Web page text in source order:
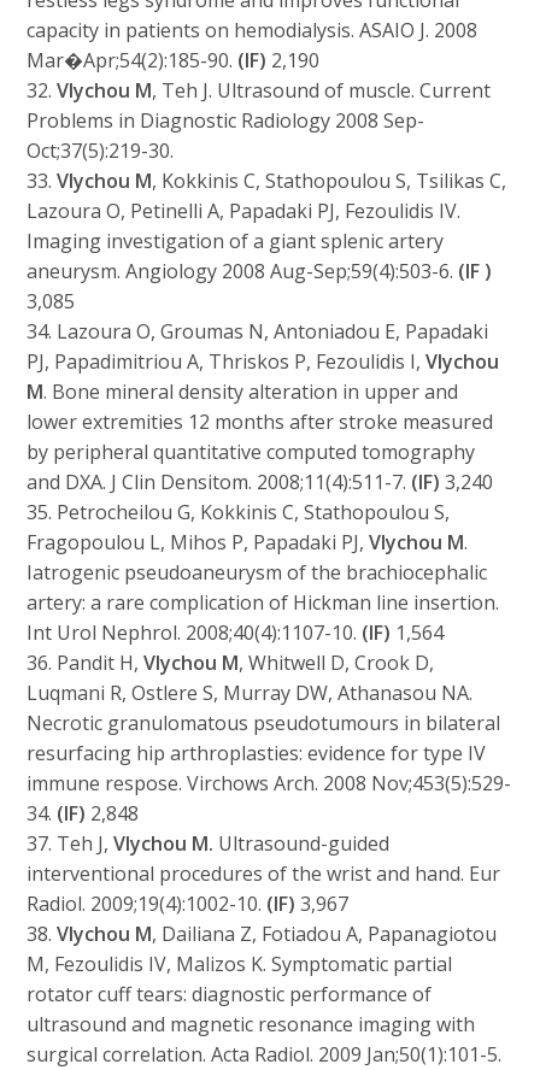
capacity in patients on hemodialysis. ASAIO J. 2008
Mar�Apr;54(2):185-90. (IF) 2,190
32.Vlychou M, Teh J. Ultrasound of muscle. Current
Problems in Diagnostic Radiology 2008 Sep-
Oct;37(5):219-30.
33.Vlychou M, Kokkinis C, Stathopoulou S, Tsilikas C,
Lazoura O, Petinelli A, Papadaki PJ, Fezoulidis IV.
Imaging investigation of a giant splenic artery
aneurysm. Angiology 2008 Aug-Sep;59(4):503-6. (IF )
3,085
34. Lazoura O, Groumas N, Antoniadou E, Papadaki
PJ, Papadimitriou A, Thriskos P, Fezoulidis I,Vlychou
M. Bone mineral density alteration in upper and
lower extremities 12 months after stroke measured
by peripheral quantitative computed tomography
and DXA. J Clin Densitom. 2008;11(4):511-7. (IF) 3,240
35. Petrocheilou G, Kokkinis C, Stathopoulou S,
Fragopoulou L, Mihos P, Papadaki PJ,Vlychou M.
Iatrogenic pseudoaneurysm of the brachiocephalic
artery: a rare complication of Hickman line insertion.
Int Urol Nephrol. 2008;40(4):1107-10. (IF) 1,564
36. Pandit H,Vlychou M, Whitwell D, Crook D,
Luqmani R, Ostlere S, Murray DW, Athanasou NA.
Necrotic granulomatous pseudotumours in bilateral
resurfacing hip arthroplasties: evidence for type IV
immune respose. Virchows Arch. 2008 Nov;453(5):529-
34. (IF) 2,848
37. Teh J,Vlychou M. Ultrasound-guided
interventional procedures of the wrist and hand. Eur
Radiol. 2009;19(4):1002-10. (IF) 3,967
38.Vlychou M, Dailiana Z, Fotiadou A, Papanagiotou
M, Fezoulidis IV, Malizos K. Symptomatic partial
rotator cuff tears: diagnostic performance of
ultrasound and magnetic resonance imaging with
surgical correlation. Acta Radiol. 2009 Jan;50(1):101-5.